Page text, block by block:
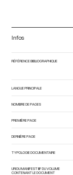
Infos
RÉFÉRENCE BIBLIOGRAPHIQUE
LANGUE PRINCIPALE
NOMBRE DE PAGES
PREMIÈRE PAGE
DERNIÈRE PAGE
TYPOLOGIE DOCUMENTAIRE
URI DU MANIFEST IIIF DU VOLUME
CONTENANT LE DOCUMENT